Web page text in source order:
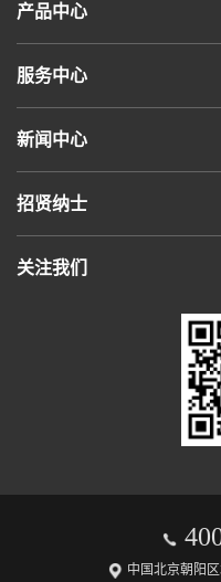
产品中心
服务中心
新闻中心
招贤纳士
关注我们
中国北京朝阳